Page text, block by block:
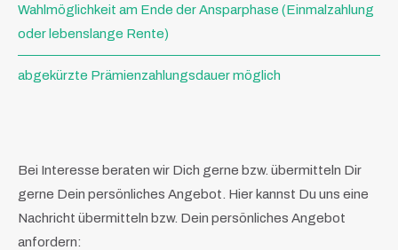
Wahlmöglichkeit am Ende der Ansparphase (Einmalzahlung
oder lebenslange Rente)
abgekürzte Prämienzahlungsdauer möglich
Bei Interesse beraten wir Dich gerne bzw. übermitteln Dir
gerne Dein persönliches Angebot. Hier kannst Du uns eine
Nachricht übermitteln bzw. Dein persönliches Angebot
anfordern: